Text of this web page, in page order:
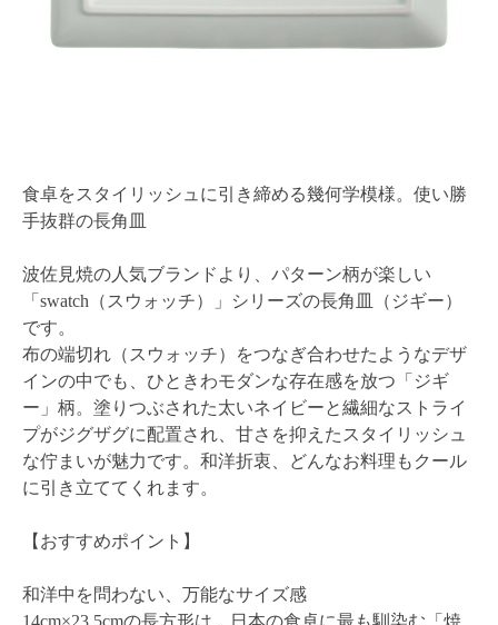
食卓をスタイリッシュに引き締める幾何学模様。使い勝
手抜群の長角皿
波佐見焼の人気ブランドより、パターン柄が楽しい
「swatch（スウォッチ）」シリーズの長角皿（ジギー）
です。
布の端切れ（スウォッチ）をつなぎ合わせたようなデザ
インの中でも、ひときわモダンな存在感を放つ「ジギ
ー」柄。塗りつぶされた太いネイビーと繊細なストライ
プがジグザグに配置され、甘さを抑えたスタイリッシュ
な佇まいが魅力です。和洋折衷、どんなお料理もクール
に引き立ててくれます。
【おすすめポイント】
和洋中を問わない、万能なサイズ感
14cm×23.5cmの長方形は、日本の食卓に最も馴染む「焼